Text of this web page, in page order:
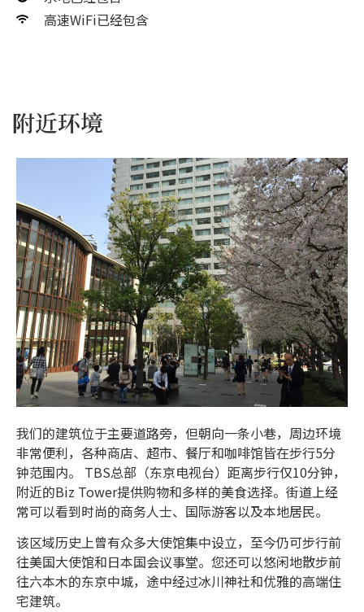
高速WiFi已经包含
附近环境
我们的建筑位于主要道路旁，但朝向一条小巷，周边环境
非常便利，各种商店、超市、餐厅和咖啡馆皆在步行5分
钟范围内。 TBS总部（东京电视台）距离步行仅10分钟，
附近的Biz Tower提供购物和多样的美食选择。街道上经
常可以看到时尚的商务人士、国际游客以及本地居民。
该区域历史上曾有众多大使馆集中设立，至今仍可步行前
往美国大使馆和日本国会议事堂。您还可以悠闲地散步前
往六本木的东京中城，途中经过冰川神社和优雅的高端住
宅建筑。